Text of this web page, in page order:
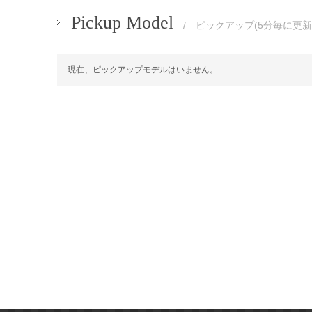
Pickup Model / ピックアップ(5分毎に更
現在、ピックアップモデルはいません。